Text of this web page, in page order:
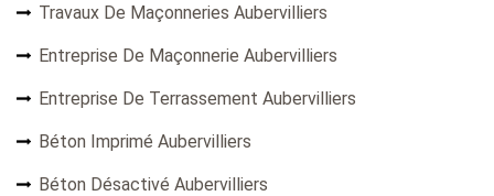
Travaux De Maçonneries Aubervilliers
Entreprise De Maçonnerie Aubervilliers
Entreprise De Terrassement Aubervilliers
Béton Imprimé Aubervilliers
Béton Désactivé Aubervilliers